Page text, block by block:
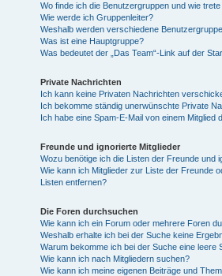
Wo finde ich die Benutzergruppen und wie
Wie werde ich Gruppenleiter?
Weshalb werden verschiedene
Was ist eine Hauptgruppe?
Was bedeutet der „Das Team“-Link auf der
Private Nachrichten
Ich kann keine Privaten Nachrichten
Ich bekomme ständig unerwünschte Private
Ich habe eine Spam-E-Mail von einem Mitglied
Freunde und ignorierte Mitglieder
Wozu benötige ich die Listen der Freunde und
Wie kann ich Mitglieder zur Liste der Freunde
Listen entfernen?
Die Foren durchsuchen
Wie kann ich ein Forum oder mehrere Foren
Weshalb erhalte ich bei der Suche keine
Warum bekomme ich bei der Suche eine leere
Wie kann ich nach Mitgliedern suchen?
Wie kann ich meine eigenen Beiträge und